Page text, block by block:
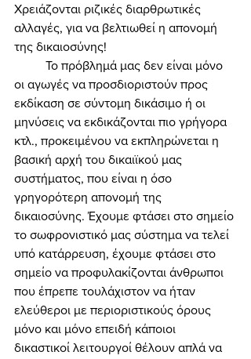
Χρειάζονται ριζικές διαρθρωτικές
αλλαγές, για να βελτιωθεί η απονομή
της δικαιοσύνης!
οι αγωγές να προσδιοριστούν προς
εκδίκαση σε σύντομη δικάσιμο ή οι
μηνύσεις να εκδικάζονται πιο γρήγορα
κτλ., προκειμένου να εκπληρώνεται η
βασική αρχή του δικαιϊκού μας
συστήματος, που είναι η όσο
γρηγορότερη απονομή της
δικαιοσύνης. Έχουμε φτάσει στο σημείο
το σωφρονιστικό μας σύστημα να τελεί
υπό κατάρρευση, έχουμε φτάσει στο
σημείο να προφυλακίζονται άνθρωποι
που έπρεπε τουλάχιστον να ήταν
ελεύθεροι με περιοριστικούς όρους
μόνο και μόνο επειδή κάποιοι
δικαστικοί λειτουργοί θέλουν απλά να